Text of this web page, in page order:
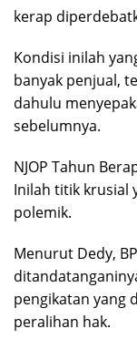
kerap
Kondisi inilah
banyak penjual,
dahulu
sebelumnya.
NJOP Tahun
Inilah titik krusial
polemik.
Menurut Dedy,
pengikatan yang
peralihan hak.